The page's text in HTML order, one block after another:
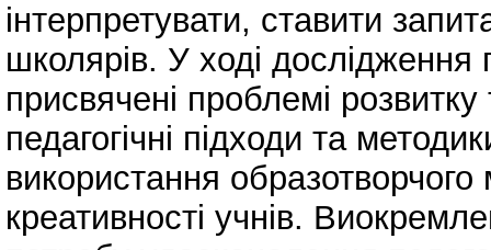
інтерпретувати, ставити
школярів. У ході дослідження
присвячені проблемі
педагогічні підходи та
використання
креативності учнів.